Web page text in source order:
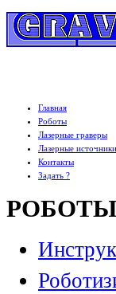
Главная
Роботы
Лазерные граверы
Лазерные источники
Контакты
Задать ?
РОБОТЫ